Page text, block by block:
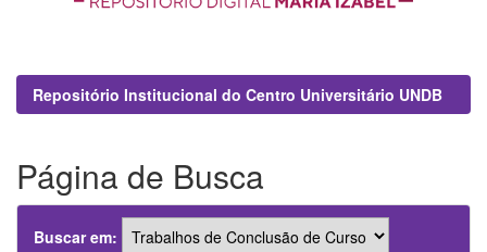
Repositório Institucional do Centro Universitário UNDB
Página de Busca
Buscar em: